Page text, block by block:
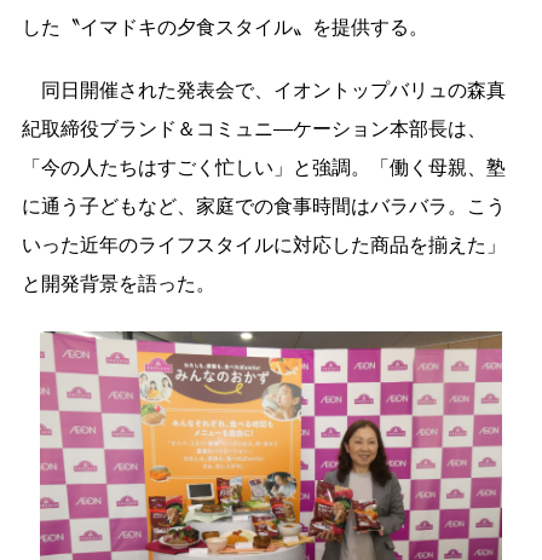
した〝イマドキの夕食スタイル〟を提供する。
同日開催された発表会で、イオントップバリュの森真
紀取締役ブランド＆コミュニ―ケーション本部長は、
「今の人たちはすごく忙しい」と強調。「働く母親、塾
に通う子どもなど、家庭での食事時間はバラバラ。こう
いった近年のライフスタイルに対応した商品を揃えた」
と開発背景を語った。